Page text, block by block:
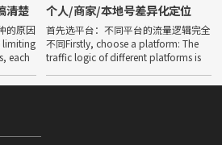
清楚
的原因
limiting
each
个人/商家/本地号差异化定位
首先选平台：不同平台的流量逻辑完全
不同Firstly, choose a platform: The
traffic logic of different platforms is